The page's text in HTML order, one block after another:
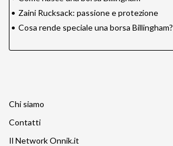
• Zaini Rucksack: passione e protezione
• Cosa rende speciale una borsa Billingham?
Chi siamo
Contatti
Il Network Onnik.it